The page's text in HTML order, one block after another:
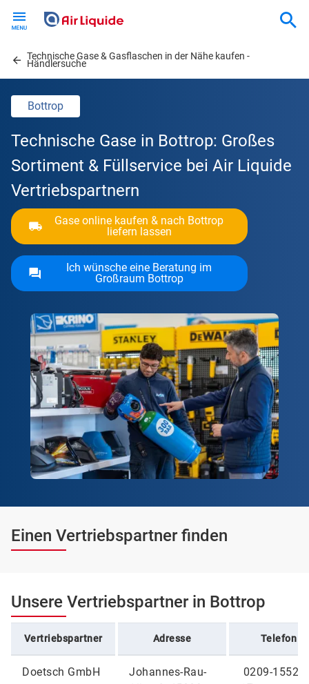
content
Technische Gase & Gasflaschen in der Nähe kaufen -
Händlersuche
Bottrop
Technische Gase in Bottrop: Großes
Sortiment & Füllservice bei Air Liquide
Vertriebspartnern
Gase online kaufen & nach Bottrop
liefern lassen
Ich wünsche eine Beratung im
Großraum Bottrop
Einen Vertriebspartner finden
Unsere Vertriebspartner in Bottrop
Vertriebspartner Adresse Telefon
Doetsch GmbH
Johannes-Rau-
0209-15525-